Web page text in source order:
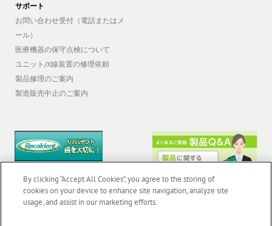
サポート
お問い合わせ受付（電話またはメ
ール）
医療機器の保守点検について
ユニット/X線装置の修理依頼
製品修理のご案内
製造販売中止のご案内
By clicking “Accept All Cookies”, you agree to the storing of
cookies on your device to enhance site navigation, analyze site
usage, and assist in our marketing efforts.